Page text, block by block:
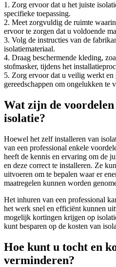
1. Zorg ervoor dat u het juiste
specifieke toepassing.
2. Meet zorgvuldig de ruimte
ervoor te zorgen dat u voldoende
3. Volg de instructies van de
isolatiemateriaal.
4. Draag beschermende kleding,
stofmasker, tijdens het
5. Zorg ervoor dat u veilig werkt en
gereedschappen om ongelukken te
Wat zijn de
isolatie?
Hoewel het zelf installeren van
van een professional enkele
heeft de kennis en ervaring om de
en deze correct te installeren. Ze
uitvoeren om te bepalen waar er
maatregelen kunnen worden
Het inhuren van een professional
het werk snel en efficiënt kunnen
mogelijk kortingen krijgen op
kunt besparen op de kosten van
Hoe kunt u tocht en
verminderen?